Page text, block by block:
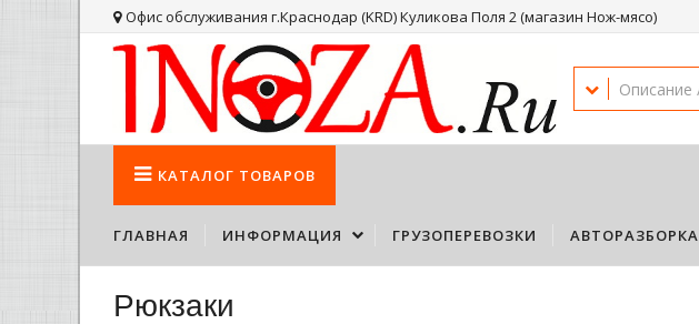
Офис обслуживания г.Краснодар (KRD) Куликова Поля 2 (магазин Нож-мясо)
КАТАЛОГ ТОВАРОВ
ГЛАВНАЯ ИНФОРМАЦИЯ ГРУЗОПЕРЕВОЗКИ АВТОРАЗБОРКА
Рюкзаки